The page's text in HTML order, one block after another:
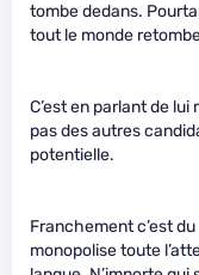
tombe dedans.
tout le monde
C’est en parlant de
pas des autres
potentielle.
Franchement c’est
monopolise toute